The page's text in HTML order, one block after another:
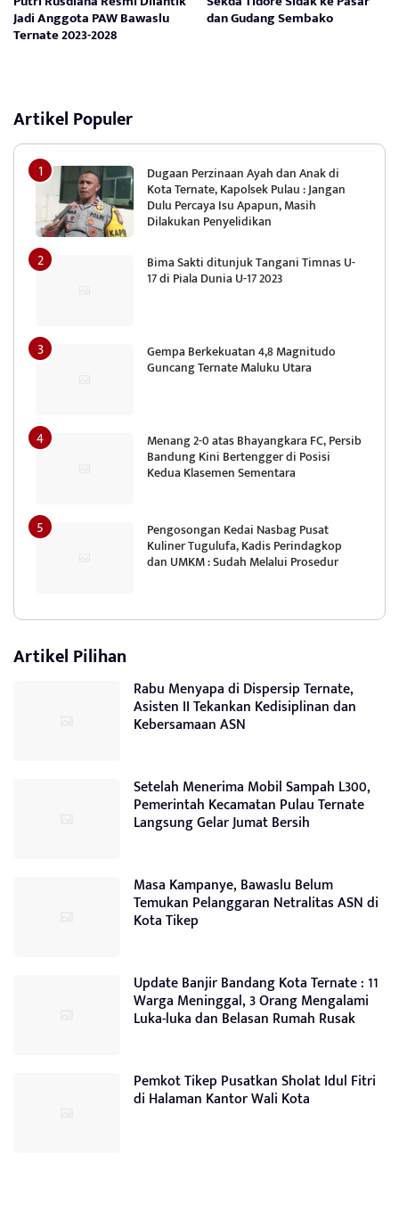
Jadi Anggota PAW Bawaslu
Ternate 2023-2028
dan Gudang Sembako
Artikel Populer
Dugaan Perzinaan Ayah dan Anak di
Kota Ternate, Kapolsek Pulau : Jangan
Dulu Percaya Isu Apapun, Masih
Dilakukan Penyelidikan
Bima Sakti ditunjuk Tangani Timnas U-
17 di Piala Dunia U-17 2023
Gempa Berkekuatan 4,8 Magnitudo
Guncang Ternate Maluku Utara
Menang 2-0 atas Bhayangkara FC, Persib
Bandung Kini Bertengger di Posisi
Kedua Klasemen Sementara
Pengosongan Kedai Nasbag Pusat
Kuliner Tugulufa, Kadis Perindagkop
dan UMKM : Sudah Melalui Prosedur
Artikel Pilihan
Rabu Menyapa di Dispersip Ternate,
Asisten II Tekankan Kedisiplinan dan
Kebersamaan ASN
Setelah Menerima Mobil Sampah L300,
Pemerintah Kecamatan Pulau Ternate
Langsung Gelar Jumat Bersih
Masa Kampanye, Bawaslu Belum
Temukan Pelanggaran Netralitas ASN di
Kota Tikep
Update Banjir Bandang Kota Ternate : 11
Warga Meninggal, 3 Orang Mengalami
Luka-luka dan Belasan Rumah Rusak
Pemkot Tikep Pusatkan Sholat Idul Fitri
di Halaman Kantor Wali Kota